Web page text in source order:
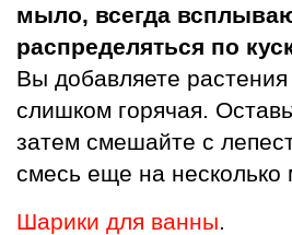
мыло, всегда
распределяться по
Вы добавляете
слишком горячая.
затем смешайте с
смесь еще на
Шарики для ванны.